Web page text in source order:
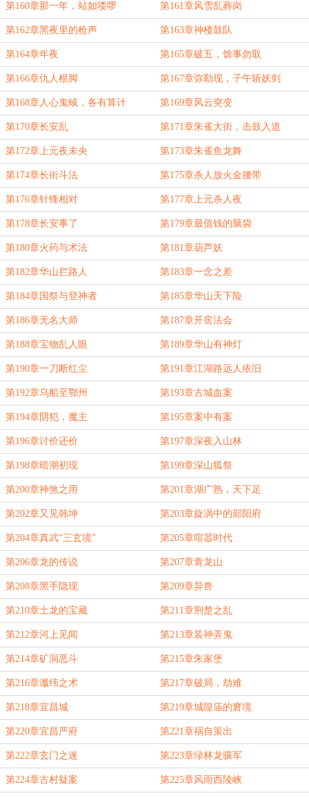
第160章那一年，站如喽啰 第161章风雪乱葬岗
第162章黑夜里的枪声 第163章神楼鼓队
第164章年夜 第165章破五，馀事勿取
第166章仇人根脚 第167章弥勒现，子午斩妖剑
第168章人心鬼蜮，各有算计 第169章风云突变
第170章长安乱 第171章朱雀大街，击鼓入道
第172章上元夜未央 第173章朱雀鱼龙舞
第174章长街斗法 第175章杀人放火金腰带
第176章针锋相对 第177章上元杀人夜
第178章长安事了 第179章最值钱的脑袋
第180章火药与术法 第181章葫芦妖
第182章华山拦路人 第183章一念之差
第184章国祭与登神者 第185章华山天下险
第186章无名大师 第187章开窖法会
第188章宝物乱人眼 第189章华山有神灯
第190章一刀断红尘 第191章江湖路远人依旧
第192章乌船至鄂州 第193章古城血案
第194章阴犯，魔主 第195章案中有案
第196章讨价还价 第197章深夜入山林
第198章暗潮初现 第199章深山狐祭
第200章神煞之用 第201章湖广熟，天下足
第202章又见韩坤 第203章旋涡中的郧阳府
第204章真武“三玄境” 第205章喧嚣时代
第206章龙的传说 第207章青龙山
第208章黑手隐现 第209章异兽
第210章土龙的宝藏 第211章荆楚之乱
第212章河上见闻 第213章装神弄鬼
第214章矿洞恶斗 第215章朱家堡
第216章谶纬之术 第217章破局，劫难
第218章宜昌城 第219章城隍庙的窘境
第220章宜昌严府 第221章祸自策出
第222章玄门之迷 第223章绿林龙骧军
第224章古村疑案 第225章风雨西陵峡